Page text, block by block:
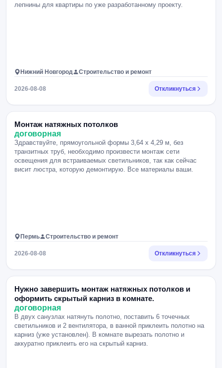
лепнины для квартиры по уже разработанному проекту.
Нижний Новгород Строительство и ремонт
2026-08-08 Откликнуться
Монтаж натяжных потолков
договорная
Здравствуйте, прямоугольной формы 3,64 х 4,29 м, без
транзитных труб, необходимо произвести монтаж сети
освещения для встраиваемых светильников, так как сейчас
висит люстра, которую демонтирую. Все материалы ваши.
Пермь Строительство и ремонт
2026-08-08 Откликнуться
Нужно завершить монтаж натяжных потолков и
оформить скрытый карниз в комнате.
договорная
В двух санузлах натянуть полотно, поставить 6 точечных
светильников и 2 вентилятора, в ванной приклеить полотно на
карниз (уже установлен). В комнате вырезать полотно и
аккуратно приклеить его на скрытый карниз.